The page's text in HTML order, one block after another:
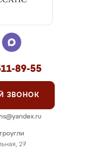
27
89-55
ЗВОНОК